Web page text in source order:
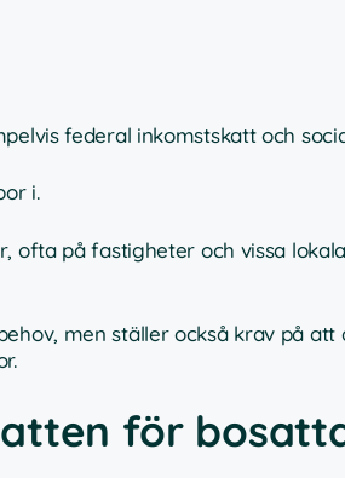
federal inkomstskatt och
i.
ofta på fastigheter och vissa
men ställer också krav på att
för